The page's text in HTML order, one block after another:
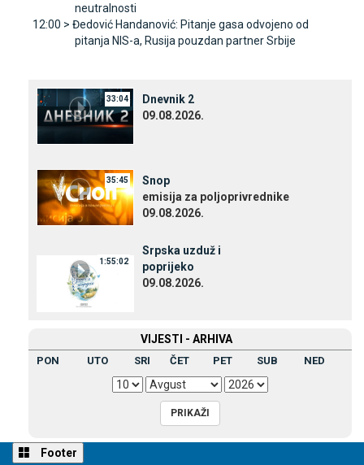
neutralnosti
12:00 > Đedović Handanović: Pitanje gasa odvojeno od
pitanja NIS-a, Rusija pouzdan partner Srbije
33:04
Dnevnik 2
09.08.2026.
35:45
Snop
emisija za poljoprivrednike
09.08.2026.
1:55:02
Srpska uzduž i
poprijeko
09.08.2026.
VIЈESTI - ARHIVA
PON UTO SRI ČET PET SUB NED
Footer